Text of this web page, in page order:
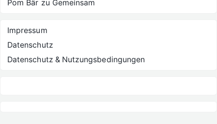
Pom Bär zu Gemeinsam
Impressum
Datenschutz
Datenschutz & Nutzungsbedingungen